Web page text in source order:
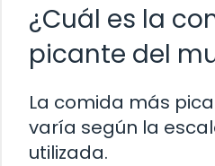
¿Cuál es la
picante del
La comida más
varía según la
utilizada.